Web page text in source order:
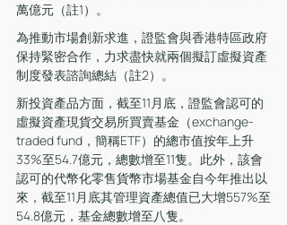
萬億元（註1）。
為推動市場創新求進，證監會與香港特區政府
保持緊密合作，力求盡快就兩個擬訂虛擬資產
制度發表諮詢總結（註2）。
新投資產品方面，截至11月底，證監會認可的
虛擬資產現貨交易所買賣基金（exchange-
traded fund，簡稱ETF）的總市值按年上升
33%至54.7億元，總數增至11隻。此外，該會
認可的代幣化零售貨幣市場基金自今年推出以
來，截至11月底其管理資產總值已大增557%至
54.8億元，基金總數增至八隻。